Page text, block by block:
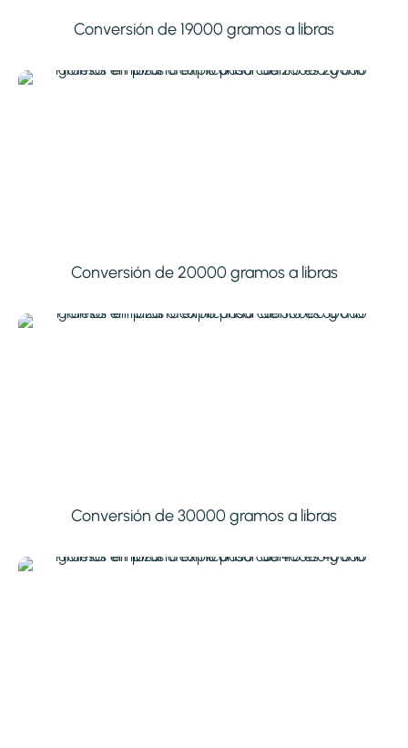
Conversión de 19000 gramos a libras
Conversión de 20000 gramos a libras
Conversión de 30000 gramos a libras